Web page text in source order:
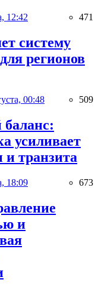
12:42 471
систему
регионов
00:48 509
усиливает
и транзита
18:09 673
и